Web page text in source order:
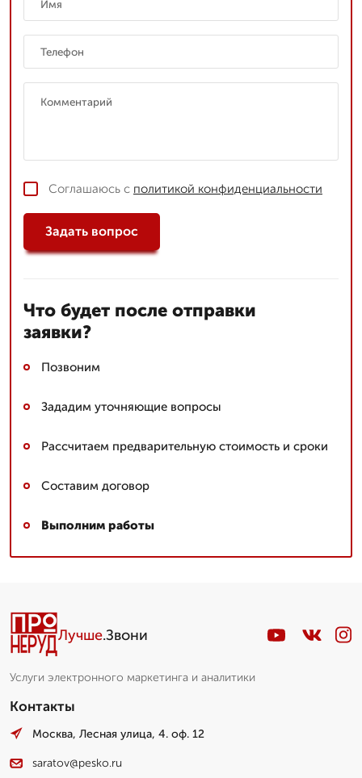
Соглашаюсь с политикой конфиденциальности
Задать вопрос
Что будет после отправки
заявки?
Позвоним
Зададим уточняющие вопросы
Рассчитаем предварительную стоимость и сроки
Составим договор
Выполним работы
Лучше.Звони
Услуги электронного маркетинга и аналитики
Контакты
Москва, Лесная улица, 4. оф. 12
saratov@pesko.ru